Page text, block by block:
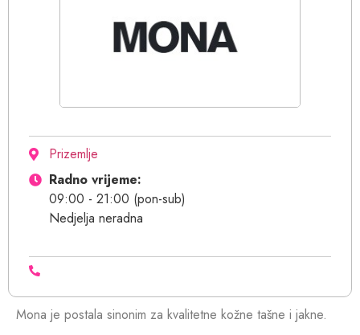
Prizemlje
Radno vrijeme:
09:00 - 21:00 (pon-sub)
Nedjelja neradna
Mona je postala sinonim za kvalitetne kožne tašne i jakne.